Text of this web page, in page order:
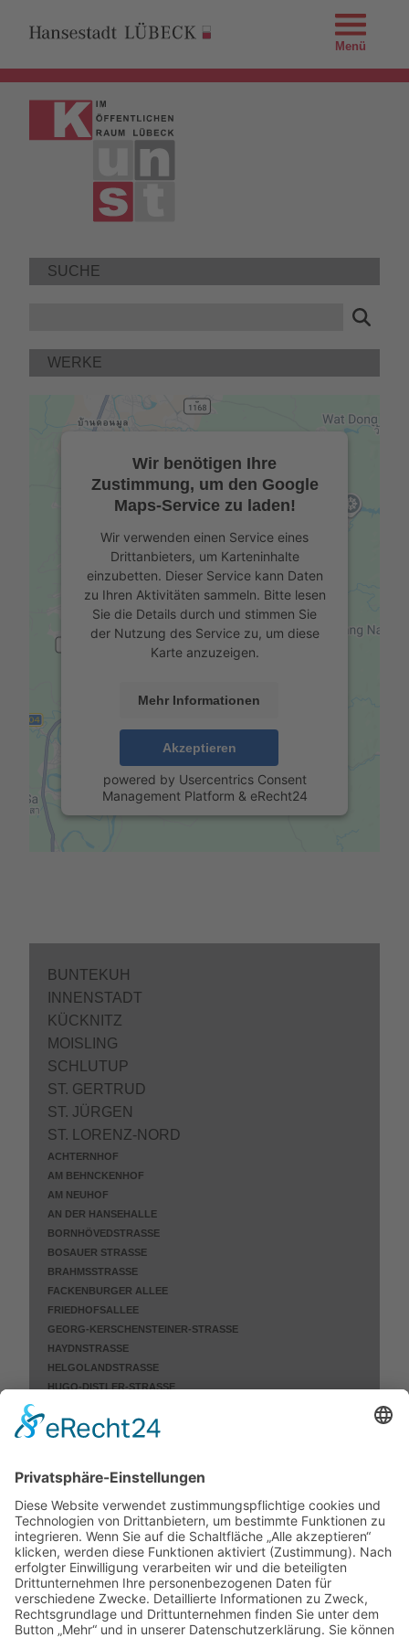
Menü
BUNTEKUH
INNENSTADT
KÜCKNITZ
MOISLING
SCHLUTUP
ST. GERTRUD
ST. JÜRGEN
ST. LORENZ-NORD
ACHTERNHOF
AM BEHNCKENHOF
AM NEUHOF
AN DER HANSEHALLE
BORNHÖVEDSTRASSE
BOSAUER STRASSE
BRAHMSSTRASSE
FACKENBURGER ALLEE
FRIEDHOFSALLEE
GEORG-KERSCHENSTEINER-STRASSE
HAYDNSTRASSE
HELGOLANDSTRASSE
HUGO-DISTLER-STRASSE
KREMPELSDORFER ALLEE
SCHWARTAUER ALLEE
SCHWARTAUER LANDSTRASSE
SCHÖNBÖCKENER HAUPTSTRASSE
SCHÖNBÖCKENER STRASSE
STEINRADER WEG
STOCKELSDORFER STRASSE
TRIFTSTRASSE
ZIEGELSTRASSE
Wir benötigen Ihre
Zustimmung, um den Google
Maps-Service zu laden!
Wir verwenden einen Service eines
Drittanbieters, um Karteninhalte
einzubetten. Dieser Service kann Daten
zu Ihren Aktivitäten sammeln. Bitte lesen
Sie die Details durch und stimmen Sie
der Nutzung des Service zu, um diese
Karte anzuzeigen.
Mehr Informationen
Akzeptieren
powered by Usercentrics Consent
Management Platform & eRecht24
SUCHE
WERKE